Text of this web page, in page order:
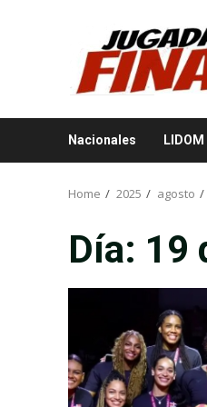
Nacionales LIDOM
Home 2025 agosto
Día: 19